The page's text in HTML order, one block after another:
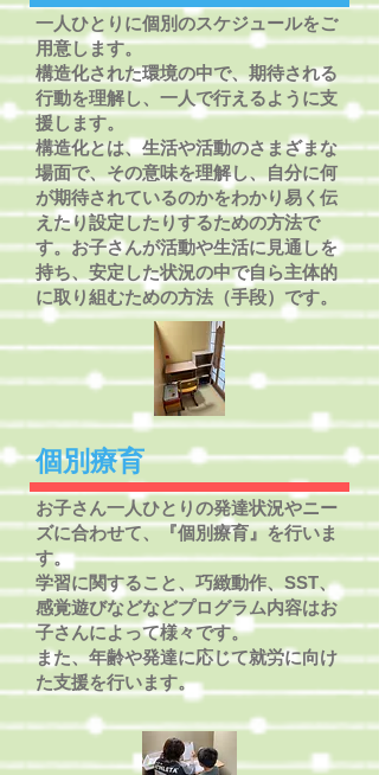
​一人ひとりに個別のスケジュールをご
用意します。
構造化された環境の中で、期待される
行動を理解し、一人で行えるように支
援します。​
​構造化とは、生活や活動のさまざまな
場面で、その意味を理解し、自分に何
が期待されているのかをわかり易く伝
えたり設定したりするための方法で
す。お子さんが活動や生活に見通しを
持ち、安定した状況の中で自ら主体的
に取り組むための方法（手段）です。
個別療育
お子さん一人ひとりの発達状況やニー
ズに合わせて、『個別療育』を行いま
す。
学習に関すること、巧緻動作、SST、
感覚遊びなどなどプログラム内容はお
子さんによって様々です。
​また、年齢や発達に応じて就労に向け
た支援を行います。